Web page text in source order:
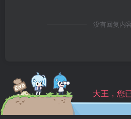
没有回复内
大王，您